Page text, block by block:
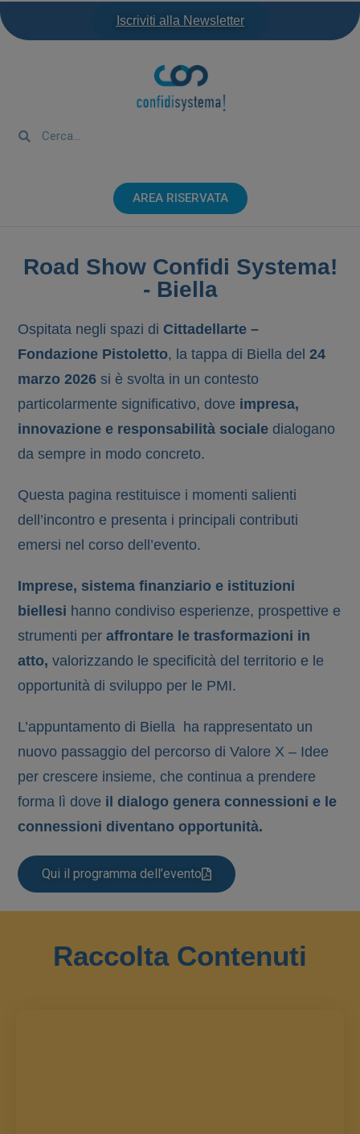
Iscriviti alla Newsletter
AREA RISERVATA
Road Show Confidi Systema!
- Biella
Ospitata negli spazi di Cittadellarte –
Fondazione Pistoletto, la tappa di Biella del 24
marzo 2026 si è svolta in un contesto
particolarmente significativo, dove impresa,
innovazione e responsabilità sociale dialogano
da sempre in modo concreto.
Questa pagina restituisce i momenti salienti
dell’incontro e presenta i principali contributi
emersi nel corso dell’evento.
Imprese, sistema finanziario e istituzioni
biellesi hanno condiviso esperienze, prospettive e
strumenti per affrontare le trasformazioni in
atto, valorizzando le specificità del territorio e le
opportunità di sviluppo per le PMI.
L’appuntamento di Biella ha rappresentato un
nuovo passaggio del percorso di Valore X – Idee
per crescere insieme, che continua a prendere
forma lì dove il dialogo genera connessioni e le
connessioni diventano opportunità.
Qui il programma dell’evento
Raccolta Contenuti